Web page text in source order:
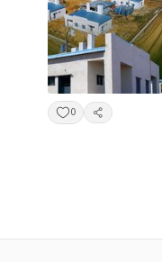
0 Compartir